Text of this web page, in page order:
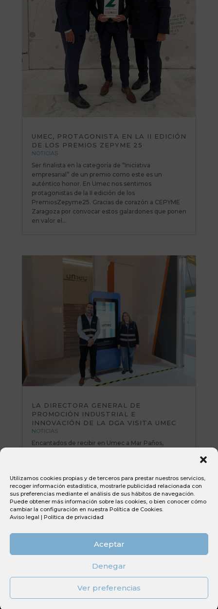
Utilizamos cookies propias y de terceros para prestar nuestros servicios,
recoger información estadística, mostrarle publicidad relacionada con
sus preferencias mediante el análisis de sus hábitos de navegación.
Puede obtener más información sobre las cookies, o bien conocer cómo
cambiar la configuración en nuestra Política de Cookies.
Aviso legal | Política de privacidad
Aceptar
Denegar
Ver preferencias
UMEC, PROTAGONISTA EN LA II EDICIÓN
DE LOS PREMIOS ZEPYME 25
NOTICIAS
Ser finalista en la categoría de “Iniciativa
empresarial” de un premio como este es un
auténtico honor. En Umec nos sentimos
protagonistas de la II edición de los
PremiosZepyme25. Gracias de corazón a CEPYME
Zaragoza por convocar estos galardones que ponen
en valor el...
LA DIRECTORA GENERAL DE
PROMOCIÓN INDUSTRIAL E
INNOVACIÓN DE LA DGA VISITA UMEC
NOTICIAS
Encantados de recibir en Umec a Mar Paños,
poniendo sobre la mesa nuevas iniciativas e ideas
muy interesantes. Todo el equipo Umec...
Diseñado porElegant Themes| Desarrollado
porWordPress